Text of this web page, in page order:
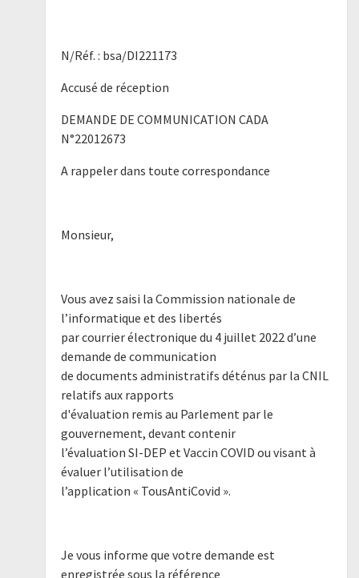
N/Réf. : bsa/DI221173
Accusé de réception
DEMANDE DE COMMUNICATION CADA
N°22012673
A rappeler dans toute correspondance
Monsieur,
Vous avez saisi la Commission nationale de
l’informatique et des libertés
par courrier électronique du 4 juillet 2022 d’une
demande de communication
de documents administratifs déténus par la CNIL
relatifs aux rapports
d'évaluation remis au Parlement par le
gouvernement, devant contenir
l’évaluation SI-DEP et Vaccin COVID ou visant à
évaluer l’utilisation de
l’application « TousAntiCovid ».
Je vous informe que votre demande est
enregistrée sous la référence